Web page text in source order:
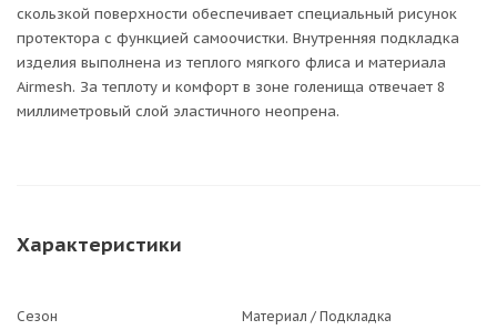
скользкой поверхности обеспечивает специальный рисунок
протектора с функцией самоочистки. Внутренняя подкладка
изделия выполнена из теплого мягкого флиса и материала
Airmesh. За теплоту и комфорт в зоне голенища отвечает 8
миллиметровый слой эластичного неопрена.
Характеристики
Сезон Материал / Подкладка